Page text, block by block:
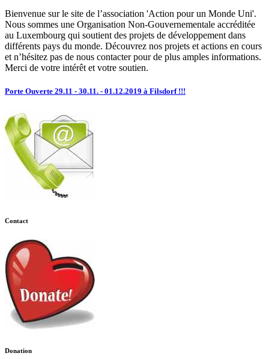
Bienvenue sur le site de l’association 'Action pour un Monde Uni'.
Nous sommes une Organisation Non-Gouvernementale accréditée
au Luxembourg qui soutient des projets de développement dans
différents pays du monde. Découvrez nos projets et actions en cours
et n’hésitez pas de nous contacter pour de plus amples informations.
Merci de votre intérêt et votre soutien.
Porte Ouverte 29.11 - 30.11. - 01.12.2019 à Filsdorf !!!
Contact
Donation